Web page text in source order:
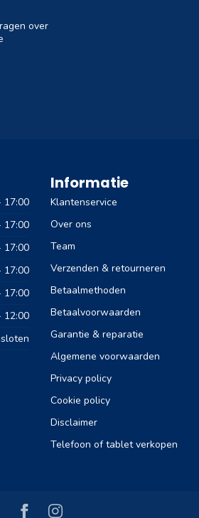
over
17:00
17:00
17:00
17:00
17:00
12:00
Informatie
Klantenservice
Over ons
Team
Verzenden & retourneren
Betaalmethoden
Betaalvoorwaarden
Garantie & reparatie
Algemene voorwaarden
Privacy policy
Cookie policy
Disclaimer
Telefoon of tablet verkopen